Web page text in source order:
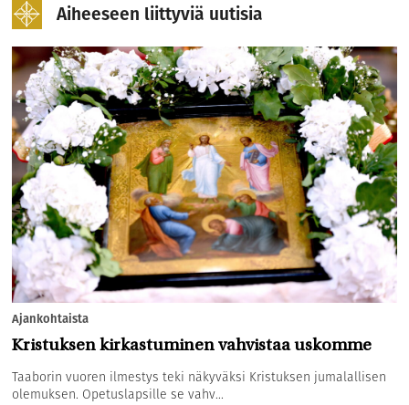
Aiheeseen liittyviä uutisia
Ajankohtaista
Kristuksen kirkastuminen vahvistaa uskomme
Taaborin vuoren ilmestys teki näkyväksi Kristuksen jumalallisen
olemuksen. Opetuslapsille se vahv...